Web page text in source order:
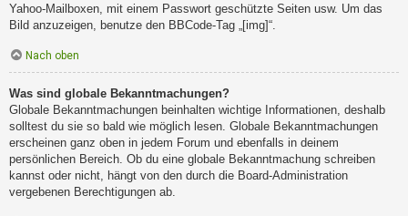
Yahoo-Mailboxen, mit einem Passwort geschützte Seiten usw. Um das
Bild anzuzeigen, benutze den BBCode-Tag „[img]“.
Nach oben
Was sind globale Bekanntmachungen?
Globale Bekanntmachungen beinhalten wichtige Informationen, deshalb
solltest du sie so bald wie möglich lesen. Globale Bekanntmachungen
erscheinen ganz oben in jedem Forum und ebenfalls in deinem
persönlichen Bereich. Ob du eine globale Bekanntmachung schreiben
kannst oder nicht, hängt von den durch die Board-Administration
vergebenen Berechtigungen ab.